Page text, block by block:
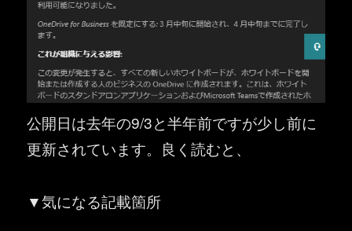
公開日は去年の9/3と半年前ですが少し前に
更新されています。良く読むと、
▼気になる記載箇所